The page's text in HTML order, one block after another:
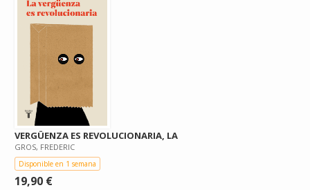
VERGÜENZA ES REVOLUCIONARIA, LA
GROS, FREDERIC
Disponible en 1 semana
19,90 €